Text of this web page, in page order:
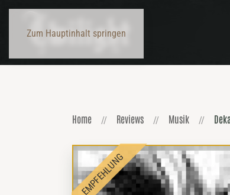
Zum Hauptinhalt springen
Home Reviews Musik